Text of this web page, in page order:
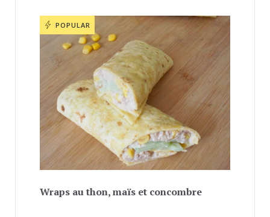
POPULAR
Wraps au thon, maïs et concombre